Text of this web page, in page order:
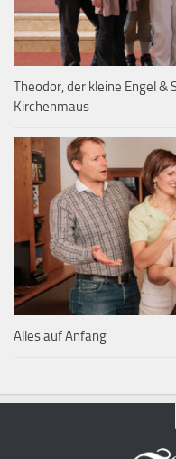
Theodor, der kleine Engel &
Kirchenmaus
Alles auf Anfang